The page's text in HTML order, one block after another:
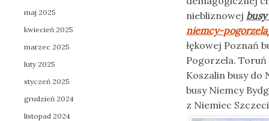
niebliznowej
niemcy-
łękowej Poznań
Pogorzela. Toruń
Koszalin busy do
busy Niemcy
z Niemiec
maj 2025
kwiecień 2025
marzec 2025
luty 2025
styczeń 2025
grudzień 2024
listopad 2024